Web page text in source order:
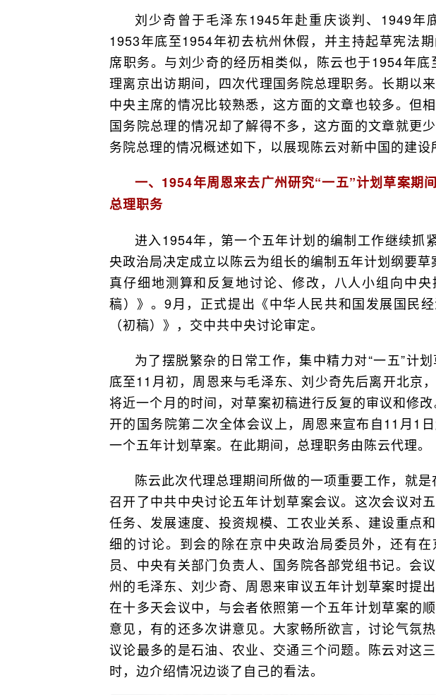
刘少奇曾于毛泽东1945年赴重庆谈判、1949年
1953年底至1954年初去杭州休假，并主持起草宪法
席职务。与刘少奇的经历相类似，陈云也于1954年
理离京出访期间，四次代理国务院总理职务。长期以
中央主席的情况比较熟悉，这方面的文章也较多。但
国务院总理的情况却了解得不多，这方面的文章就更
务院总理的情况概述如下，以展现陈云对新中国的建设
一、1954年周恩来去广州研究“一五”计划草案期
总理职务
进入1954年，第一个五年计划的编制工作继续抓
央政治局决定成立以陈云为组长的编制五年计划纲要
真仔细地测算和反复地讨论、修改，八人小组向中
稿）》。9月，正式提出《中华人民共和国发展国民
（初稿）》，交中共中央讨论审定。
为了摆脱繁杂的日常工作，集中精力对“一五”计
底至11月初，周恩来与毛泽东、刘少奇先后离开北京
将近一个月的时间，对草案初稿进行反复的审议和修
开的国务院第二次全体会议上，周恩来宣布自11月1
一个五年计划草案。在此期间，总理职务由陈云代理。
陈云此次代理总理期间所做的一项重要工作，就
召开了中共中央讨论五年计划草案会议。这次会议对
任务、发展速度、投资规模、工农业关系、建设重点
细的讨论。到会的除在京中央政治局委员外，还有
员、中央有关部门负责人、国务院各部党组书记。会
州的毛泽东、刘少奇、周恩来审议五年计划草案时提
在十多天会议中，与会者依照第一个五年计划草案的
意见，有的还多次讲意见。大家畅所欲言，讨论气氛
议论最多的是石油、农业、交通三个问题。陈云对这
时，边介绍情况边谈了自己的看法。